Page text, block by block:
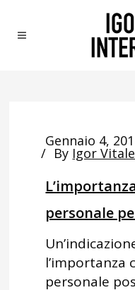
Gennaio 4,
By Igor Vitale
personale
l’importanza
personale